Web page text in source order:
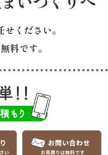
ください。
料です。